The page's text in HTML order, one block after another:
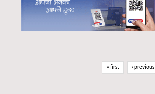
« first ‹ previous